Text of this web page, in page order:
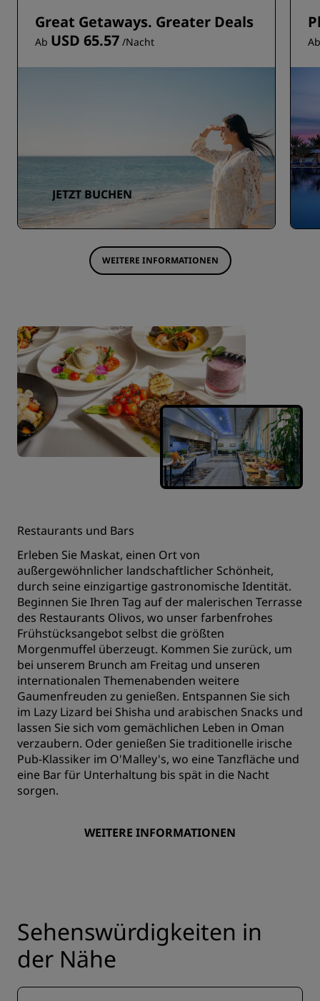
Great Getaways. Greater Deals
Ab USD 65.57 /Nacht
JETZT BUCHEN
WEITERE INFORMATIONEN
Restaurants und Bars
Erleben Sie Maskat, einen Ort von
außergewöhnlicher landschaftlicher Schönheit,
durch seine einzigartige gastronomische Identität.
Beginnen Sie Ihren Tag auf der malerischen Terrasse
des Restaurants Olivos, wo unser farbenfrohes
Frühstücksangebot selbst die größten
Morgenmuffel überzeugt. Kommen Sie zurück, um
bei unserem Brunch am Freitag und unseren
internationalen Themenabenden weitere
Gaumenfreuden zu genießen. Entspannen Sie sich
im Lazy Lizard bei Shisha und arabischen Snacks und
lassen Sie sich vom gemächlichen Leben in Oman
verzaubern. Oder genießen Sie traditionelle irische
Pub-Klassiker im O'Malley's, wo eine Tanzfläche und
eine Bar für Unterhaltung bis spät in die Nacht
sorgen.
WEITERE INFORMATIONEN
Sehenswürdigkeiten in
der Nähe